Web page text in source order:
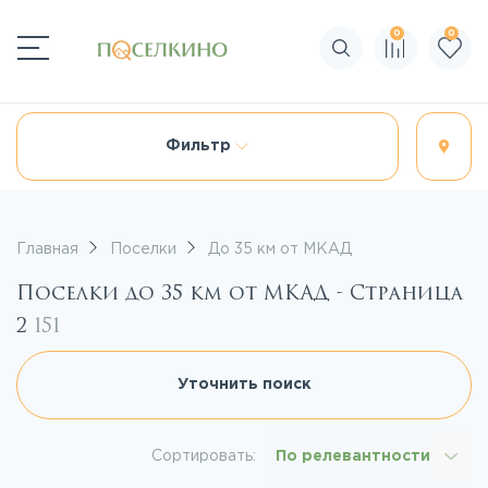
Поиск по сайту
0 0
Фильтр
Главная Поселки До 35 км от МКАД
Поселки до 35 км от МКАД - Страница
2 151
Уточнить поиск
Сортировать: По релевантности